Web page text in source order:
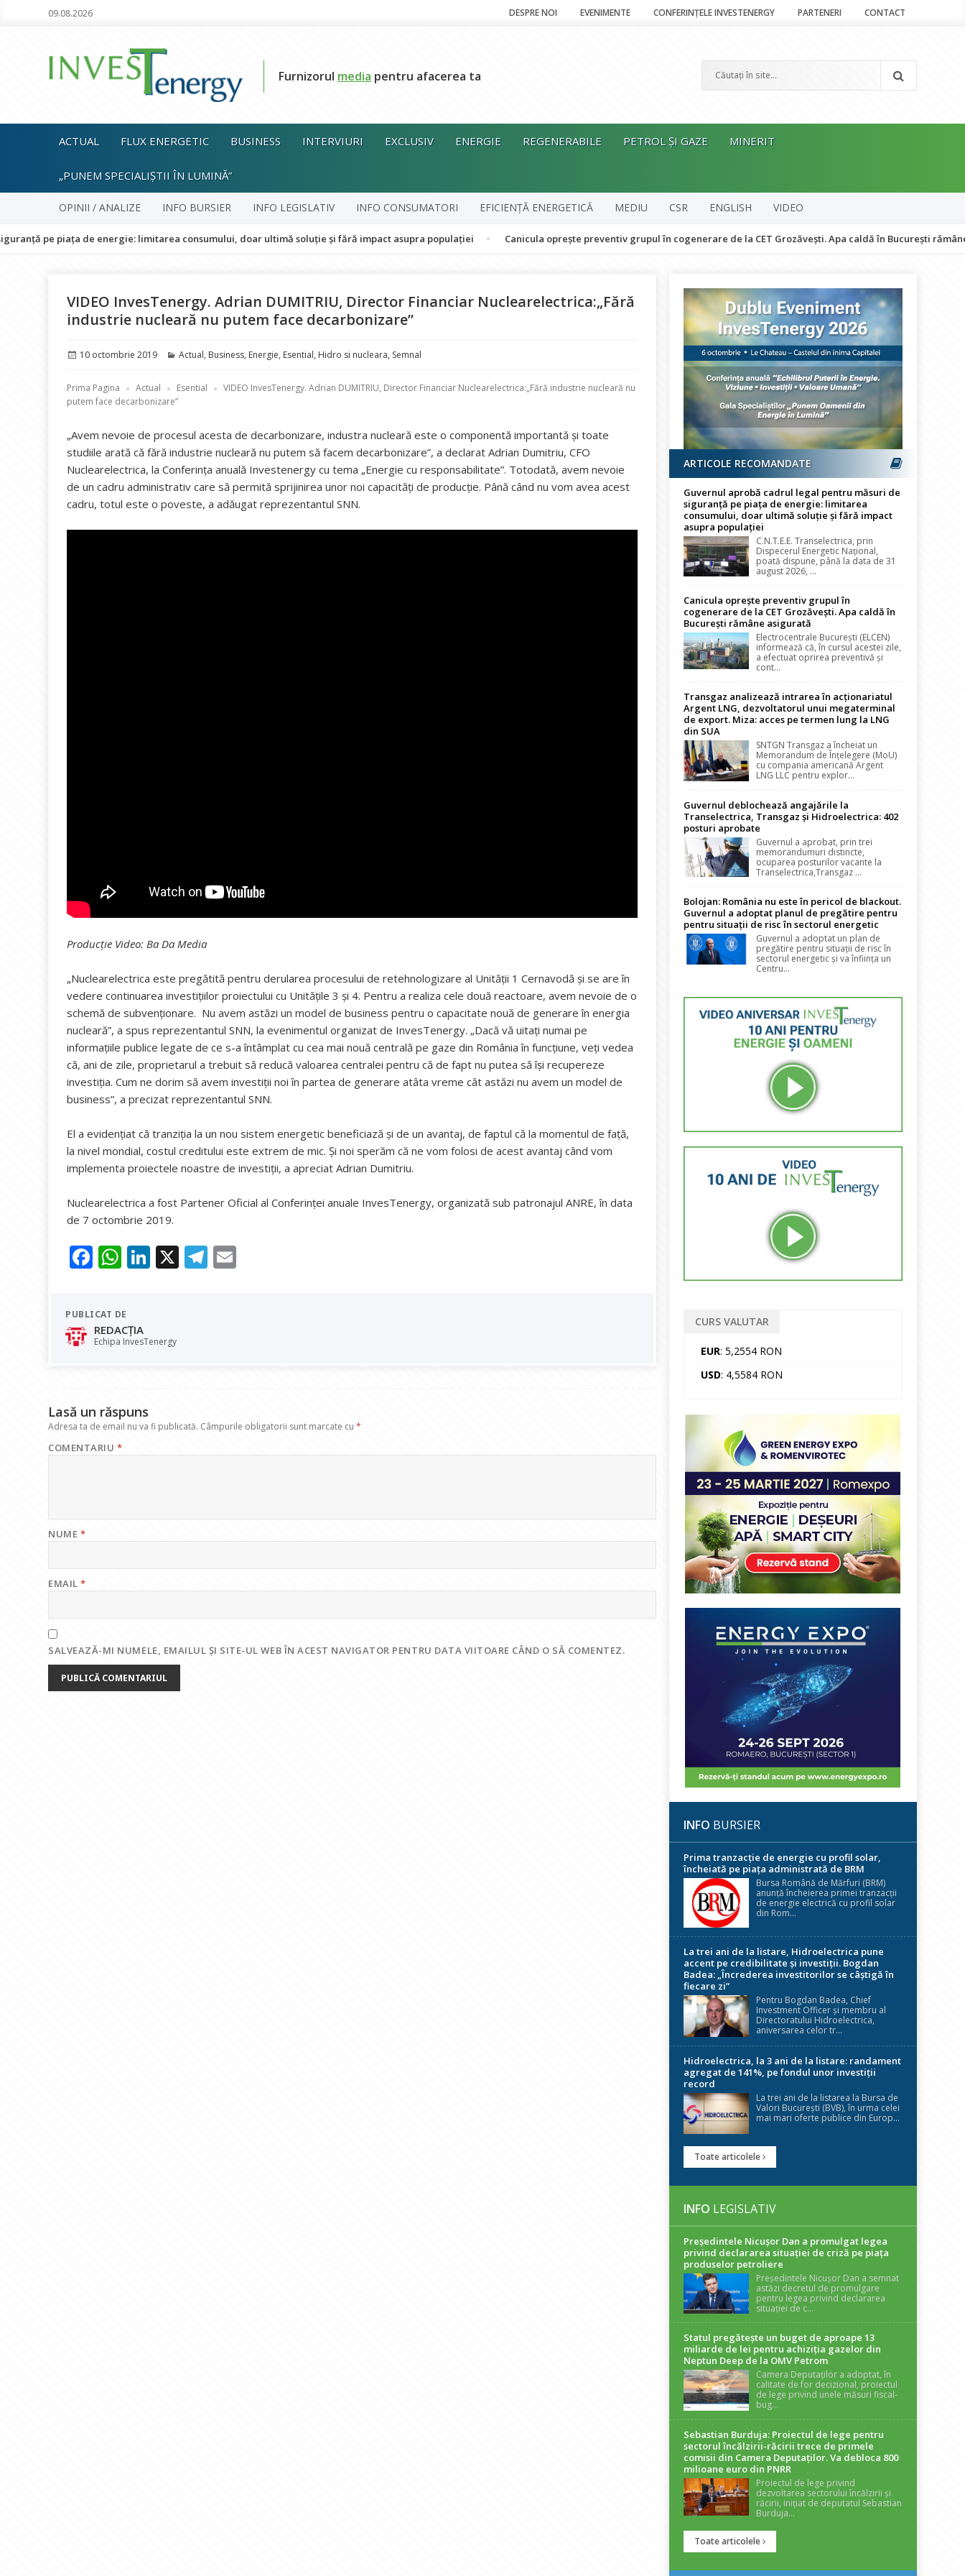
09.08.2026 DESPRE NOI EVENIMENTE CONFERINȚELE INVESTENERGY PARTENERI CONTACT
Furnizorul media pentru afacerea ta
ACTUAL FLUX ENERGETIC BUSINESS INTERVIURI EXCLUSIV ENERGIE REGENERABILE PETROL ȘI GAZE MINERIT
„PUNEM SPECIALIȘTII ÎN LUMINĂ”
OPINII / ANALIZE INFO BURSIER INFO LEGISLATIV INFO CONSUMATORI EFICIENȚĂ ENERGETICĂ MEDIU CSR ENGLISH VIDEO
piața de energie: limitarea consumului, doar ultimă soluție și fără impact asupra populației Canicula oprește preventiv grupul în cogenerare de la CET Grozăvești. Apa caldă în București rămâne
VIDEO InvesTenergy. Adrian DUMITRIU, Director Financiar Nuclearelectrica:„Fără
industrie nucleară nu putem face decarbonizare”
Publicat
10 octombrie 2019 Categorii
Actual, Business, Energie, Esential, Hidro si nucleara, Semnal
Prima Pagina Actual Esential
VIDEO InvesTenergy. Adrian DUMITRIU, Director Financiar Nuclearelectrica:„Fără industrie nucleară nu
putem face decarbonizare”
„Avem nevoie de procesul acesta de decarbonizare, industra nucleară este o componentă importantă și toate
studiile arată că fără industrie nucleară nu putem să facem decarbonizare”, a declarat Adrian Dumitriu, CFO
Nuclearelectrica, la Conferința anuală Investenergy cu tema „Energie cu responsabilitate”. Totodată, avem nevoie
de un cadru administrativ care să permită sprijinirea unor noi capacități de producție. Până când nu vom avea acest
cadru, totul este o poveste, a adăugat reprezentantul SNN.
Producție Video: Ba Da Media
„Nuclearelectrica este pregătită pentru derularea procesului de retehnologizare al Unității 1 Cernavodă și se are în
vedere continuarea investițiilor proiectului cu Unitățile 3 și 4. Pentru a realiza cele două reactoare, avem nevoie de o
schemă de subvenționare. Nu avem astăzi un model de business pentru o capacitate nouă de generare în energia
nucleară”, a spus reprezentantul SNN, la evenimentul organizat de InvesTenergy. „Dacă vă uitați numai pe
informațiile publice legate de ce s-a întâmplat cu cea mai nouă centrală pe gaze din România în funcțiune, veți vedea
că, ani de zile, proprietarul a trebuit să reducă valoarea centralei pentru că de fapt nu putea să își recupereze
investiția. Cum ne dorim să avem investiții noi în partea de generare atâta vreme cât astăzi nu avem un model de
business”, a precizat reprezentantul SNN.
El a evidențiat că tranziția la un nou sistem energetic beneficiază și de un avantaj, de faptul că la momentul de față,
la nivel mondial, costul creditului este extrem de mic. Și noi sperăm că ne vom folosi de acest avantaj când vom
implementa proiectele noastre de investiții, a apreciat Adrian Dumitriu.
Nuclearelectrica a fost Partener Oficial al Conferinței anuale InvesTenergy, organizată sub patronajul ANRE, în data
de 7 octombrie 2019.
F
e
b
o
W
at
s
A
Li
dI
X T
PUBLICAT DE
REDACȚIA
Echipa InvesTenergy
Lasă un răspuns
Adresa ta de email nu va fi publicată. Câmpurile obligatorii sunt marcate cu*
COMENTARIU *
NUME *
EMAIL*
SALVEAZĂ-MI NUMELE, EMAILUL ȘI SITE-UL WEB ÎN ACEST NAVIGATOR PENTRU DATA VIITOARE CÂND O SĂ COMENTEZ.
ARTICOLE RECOMANDATE
Guvernul aprobă cadrul legal pentru măsuri de
siguranță pe piața de energie: limitarea
consumului, doar ultimă soluție și fără impact
asupra populației
C.N.T.E.E. Transelectrica, prin
Dispecerul Energetic Național,
poată dispune, până la data de 31
august 2026, ...
Canicula oprește preventiv grupul în
cogenerare de la CET Grozăvești. Apa caldă în
București rămâne asigurată
Electrocentrale București (ELCEN)
informează că, în cursul acestei zile,
a efectuat oprirea preventivă și
cont...
Transgaz analizează intrarea în acționariatul
Argent LNG, dezvoltatorul unui megaterminal
de export. Miza: acces pe termen lung la LNG
din SUA
SNTGN Transgaz a încheiat un
Memorandum de Înțelegere (MoU)
cu compania americană Argent
LNG LLC pentru explor...
Guvernul deblochează angajările la
Transelectrica, Transgaz și Hidroelectrica: 402
posturi aprobate
Guvernul a aprobat, prin trei
memorandumuri distincte,
ocuparea posturilor vacante la
Transelectrica,Transgaz ...
Bolojan: România nu este în pericol de blackout.
Guvernul a adoptat planul de pregătire pentru
pentru situații de risc în sectorul energetic
Guvernul a adoptat un plan de
pregătire pentru situații de risc în
sectorul energetic și va înființa un
Centru...
CURS VALUTAR
EUR: 5,2554 RON
USD: 4,5584 RON
INFO BURSIER
Prima tranzacție de energie cu profil solar,
încheiată pe piața administrată de BRM
Bursa Română de Mărfuri (BRM)
anunță încheierea primei tranzacții
de energie electrică cu profil solar
din Rom...
La trei ani de la listare, Hidroelectrica pune
accent pe credibilitate și investiții. Bogdan
Badea: „Încrederea investitorilor se câștigă în
fiecare zi”
Pentru Bogdan Badea, Chief
Investment Officer și membru al
Directoratului Hidroelectrica,
aniversarea celor tr...
Hidroelectrica, la 3 ani de la listare: randament
agregat de 141%, pe fondul unor investiții
record
La trei ani de la listarea la Bursa de
Valori București (BVB), în urma celei
mai mari oferte publice din Europ...
Toate articolele
INFO LEGISLATIV
Președintele Nicuşor Dan a promulgat legea
privind declararea situaţiei de criză pe piaţa
produselor petroliere
Președintele Nicușor Dan a semnat
astăzi decretul de promulgare
pentru legea privind declararea
situației de c...
Statul pregătește un buget de aproape 13
miliarde de lei pentru achiziția gazelor din
Neptun Deep de la OMV Petrom
Camera Deputaților a adoptat, în
calitate de for decizional, proiectul
de lege privind unele măsuri fiscal-
bug...
Sebastian Burduja: Proiectul de lege pentru
sectorul încălzirii-răcirii trece de primele
comisii din Camera Deputaților. Va debloca 800
milioane euro din PNRR
Proiectul de lege privind
dezvoltarea sectorului încălzirii și
răcirii, inițiat de deputatul Sebastian
Burduja...
Toate articolele